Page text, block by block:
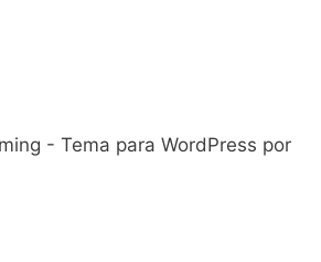
- Tema para WordPress por